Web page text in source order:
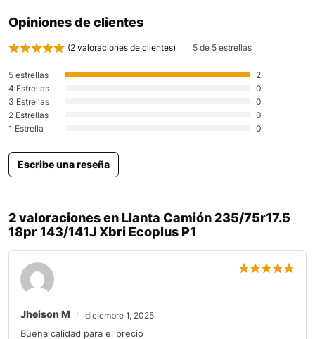
Opiniones de clientes
(2 valoraciones de clientes) 5 de 5 estrellas
5 estrellas
2
4 Estrellas
0
3 Estrellas
0
2 Estrellas
0
1 Estrella
0
Escribe una reseña
2 valoraciones en Llanta Camión 235/75r17.5
18pr 143/141J Xbri Ecoplus P1
Jheison M diciembre 1, 2025
Buena calidad para el precio